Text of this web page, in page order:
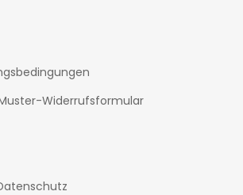
Widerrufsformular